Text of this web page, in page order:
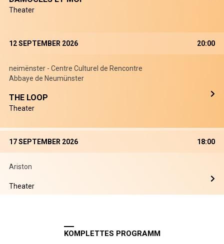
Theater
12 SEPTEMBER 2026 20:00
neimënster - Centre Culturel de Rencontre
Abbaye de Neumünster
THE LOOP
Theater
17 SEPTEMBER 2026 18:00
Ariston
Theater
KOMPLETTES PROGRAMM